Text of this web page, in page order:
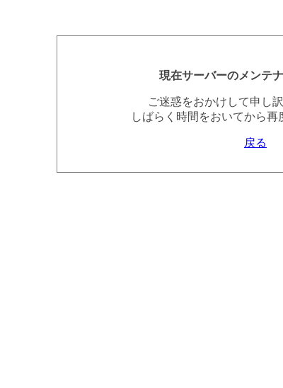
現在サーバーのメンテ
ご迷惑をおかけして申し
しばらく時間をおいてから再
戻る